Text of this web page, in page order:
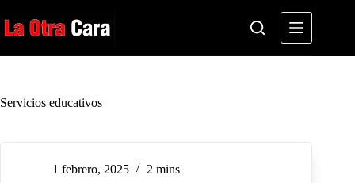
al
contenido
Servicios educativos
1 febrero, 2025 2 mins